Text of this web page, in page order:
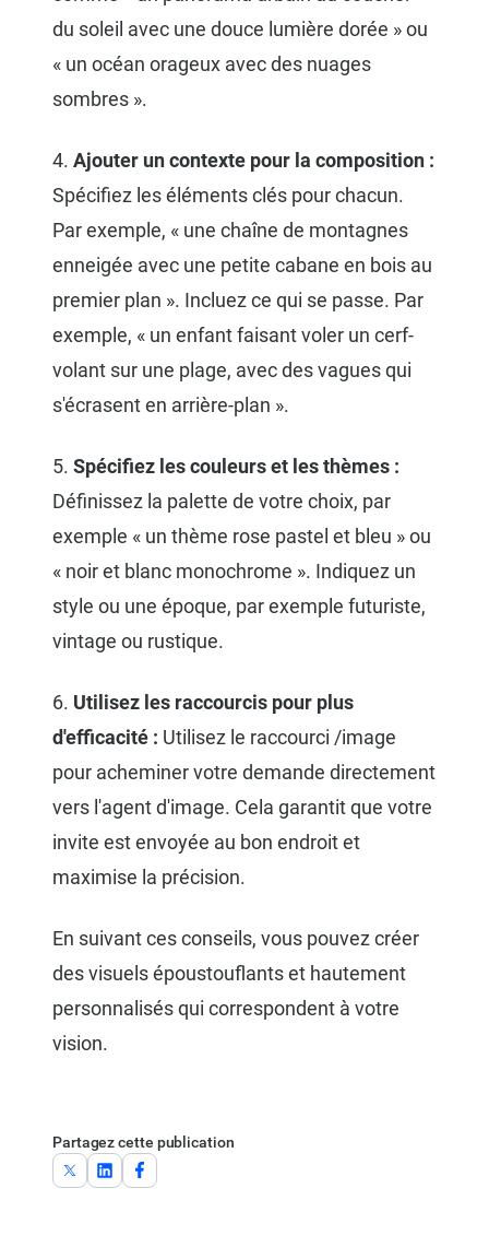
du soleil avec une douce lumière dorée » ou
« un océan orageux avec des nuages
sombres ».
4. Ajouter un contexte pour la composition :
Spécifiez les éléments clés pour chacun.
Par exemple, « une chaîne de montagnes
enneigée avec une petite cabane en bois au
premier plan ». Incluez ce qui se passe. Par
exemple, « un enfant faisant voler un cerf-
volant sur une plage, avec des vagues qui
s'écrasent en arrière-plan ».
5. Spécifiez les couleurs et les thèmes :
Définissez la palette de votre choix, par
exemple « un thème rose pastel et bleu » ou
« noir et blanc monochrome ». Indiquez un
style ou une époque, par exemple futuriste,
vintage ou rustique.
6. Utilisez les raccourcis pour plus
d'efficacité : Utilisez le raccourci /image
pour acheminer votre demande directement
vers l'agent d'image. Cela garantit que votre
invite est envoyée au bon endroit et
maximise la précision.
En suivant ces conseils, vous pouvez créer
des visuels époustouflants et hautement
personnalisés qui correspondent à votre
vision.
Partagez cette publication